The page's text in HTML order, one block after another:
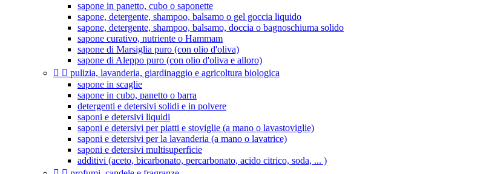
sapone in panetto, cubo o saponette
sapone, detergente, shampoo, balsamo o gel goccia liquido
sapone, detergente, shampoo, balsamo, doccia o bagnoschiuma solido
sapone curativo, nutriente o Hammam
sapone di Marsiglia puro (con olio d'oliva)
sapone di Aleppo puro (con olio d'oliva e alloro)
  pulizia, lavanderia, giardinaggio e agricoltura biologica
sapone in scaglie
sapone in cubo, panetto o barra
detergenti e detersivi solidi e in polvere
saponi e detersivi liquidi
saponi e detersivi per piatti e stoviglie (a mano o lavastoviglie)
saponi e detersivi per la lavanderia (a mano o lavatrice)
saponi e detersivi multisuperficie
additivi (aceto, bicarbonato, percarbonato, acido citrico, soda, ... )